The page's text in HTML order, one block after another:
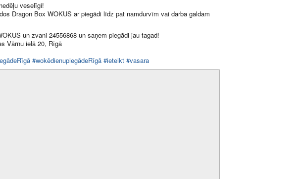
veselīgi!
Dragon Box WOKUS ar piegādi līdz pat namdurvīm vai darba galdam
un zvani 24556868 un saņem piegādi jau tagad!
Vārnu ielā 20, Rīgā
#wokēdienupiegādeRīgā #ieteikt #vasara